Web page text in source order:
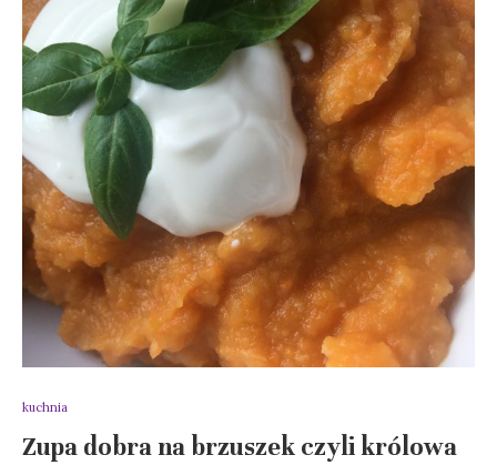
kuchnia
Zupa dobra na brzuszek czyli królowa